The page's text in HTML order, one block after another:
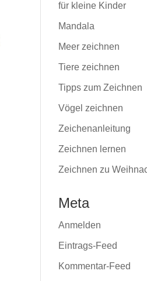
für kleine Kinder
Mandala
Meer zeichnen
Tiere zeichnen
Tipps zum Zeichnen
Vögel zeichnen
Zeichenanleitung
Zeichnen lernen
Zeichnen zu
Meta
Anmelden
Eintrags-Feed
Kommentar-Feed